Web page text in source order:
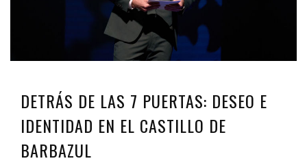
DETRÁS DE LAS 7 PUERTAS: DESEO E
IDENTIDAD EN EL CASTILLO DE
BARBAZUL